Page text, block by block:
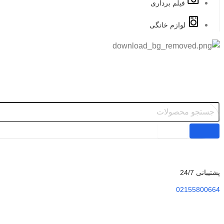
فیلم برداری
لوازم خانگی
پشتیبانی 24/7
02155800664